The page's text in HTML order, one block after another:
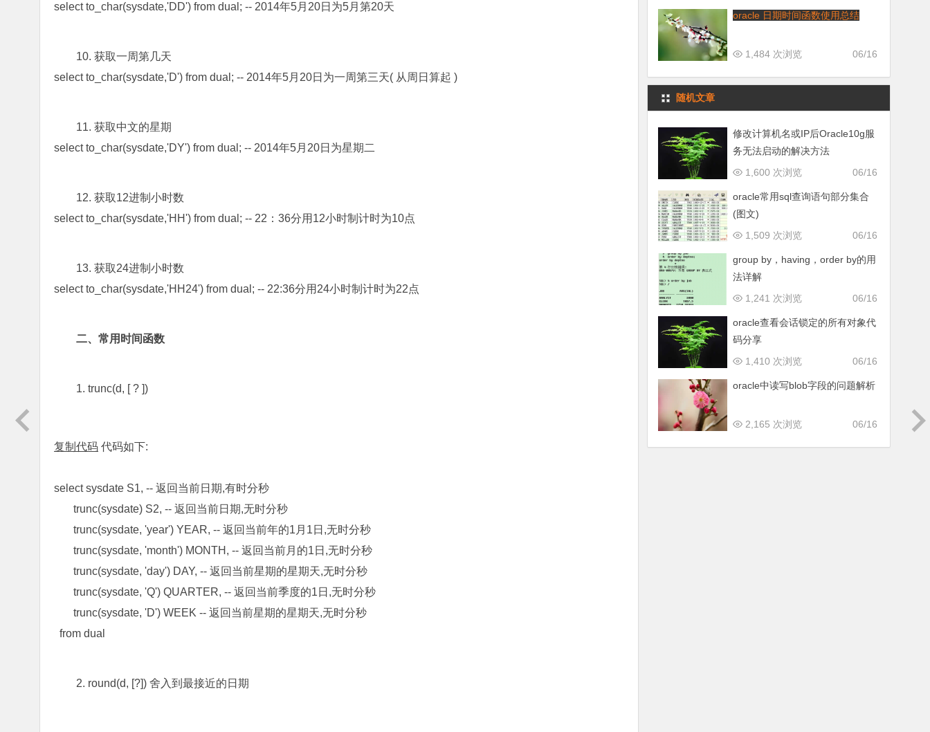
select to_char(sysdate,'DD') from dual; -- 2014年5月20日为5月第20天
10. 获取一周第几天
select to_char(sysdate,'D') from dual; -- 2014年5月20日为一周第三天( 从周日算起 )
11. 获取中文的星期
select to_char(sysdate,'DY') from dual; -- 2014年5月20日为星期二
12. 获取12进制小时数
select to_char(sysdate,'HH') from dual; -- 22：36分用12小时制计时为10点
13. 获取24进制小时数
select to_char(sysdate,'HH24') from dual; -- 22:36分用24小时制计时为22点
二、常用时间函数
1. trunc(d, [ ? ])
复制代码 代码如下:
select sysdate S1, -- 返回当前日期,有时分秒
trunc(sysdate) S2, -- 返回当前日期,无时分秒
trunc(sysdate, 'year') YEAR, -- 返回当前年的1月1日,无时分秒
trunc(sysdate, 'month') MONTH, -- 返回当前月的1日,无时分秒
trunc(sysdate, 'day') DAY, -- 返回当前星期的星期天,无时分秒
trunc(sysdate, 'Q') QUARTER, -- 返回当前季度的1日,无时分秒
trunc(sysdate, 'D') WEEK -- 返回当前星期的星期天,无时分秒
from dual
2. round(d, [?]) 舍入到最接近的日期
oracle 日期时间函数使用总结
06/16
1,484 次浏览
随机文章
修改计算机名或IP后Oracle10g服
务无法启动的解决方法
06/16
1,600 次浏览
oracle常用sql查询语句部分集合
(图文)
06/16
1,509 次浏览
group by，having，order by的用
法详解
06/16
1,241 次浏览
oracle查看会话锁定的所有对象代
码分享
06/16
1,410 次浏览
oracle中读写blob字段的问题解析
06/16
2,165 次浏览